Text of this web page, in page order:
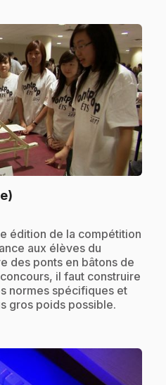
édition de la compétition
aux élèves du
des ponts en bâtons de
il faut construire
normes spécifiques et
gros poids possible.